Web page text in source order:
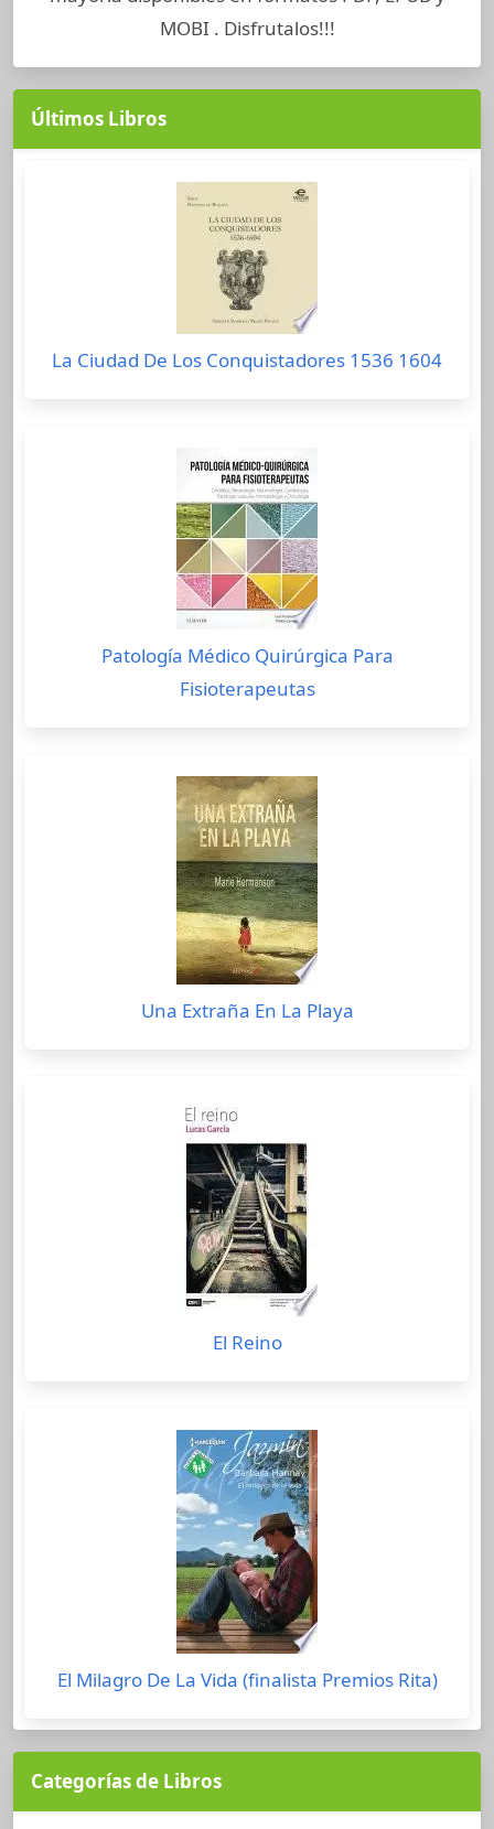
MOBI . Disfrutalos!!!
Últimos Libros
La Ciudad De Los Conquistadores 1536 1604
Patología Médico Quirúrgica Para
Fisioterapeutas
Una Extraña En La Playa
El Reino
El Milagro De La Vida (finalista Premios Rita)
Categorías de Libros